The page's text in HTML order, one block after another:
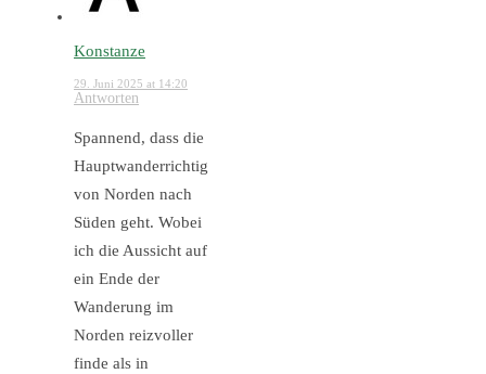
Konstanze
29. Juni 2025 at 14:20
Antworten
Spannend, dass die
Hauptwanderrichtig
von Norden nach
Süden geht. Wobei
ich die Aussicht auf
ein Ende der
Wanderung im
Norden reizvoller
finde als in